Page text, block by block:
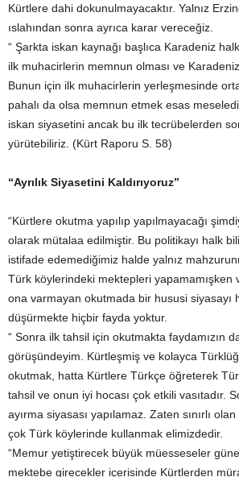
Kürtlere dahi dokunulmayacaktır. Yalnız
ıslahından sonra ayrıca karar vereceğiz.
“ Şarkta iskan kaynağı başlıca Karadeniz
ilk muhacirlerin memnun olması ve
Bunun için ilk muhacirlerin yerleşmesinde
pahalı da olsa memnun etmek esas
iskan siyasetini ancak bu ilk tecrübelerden
yürütebiliriz. (Kürt Raporu S. 58)
“Ayrılık Siyasetini Kaldırıyoruz”
“Kürtlere okutma yapılıp yapılmayacağı
olarak mütalaa edilmiştir. Bu politikayı halk
istifade edemediğimiz halde yalnız
Türk köylerindeki mektepleri yapamamışken
ona varmayan okutmada bir hususi siyasayı
düşürmekte hiçbir fayda yoktur.
“ Sonra ilk tahsil için okutmakta faydamızın
görüşündeyim. Kürtleşmiş ve kolayca
okutmak, hatta Kürtlere Türkçe öğreterek
tahsil ve onun iyi hocası çok etkili vasıtadır.
ayırma siyasası yapılamaz. Zaten sınırlı olan
çok Türk köylerinde kullanmak elimizdedir.
“Memur yetiştirecek büyük müesseseler
mektebe girecekler içerisinde Kürtlerden